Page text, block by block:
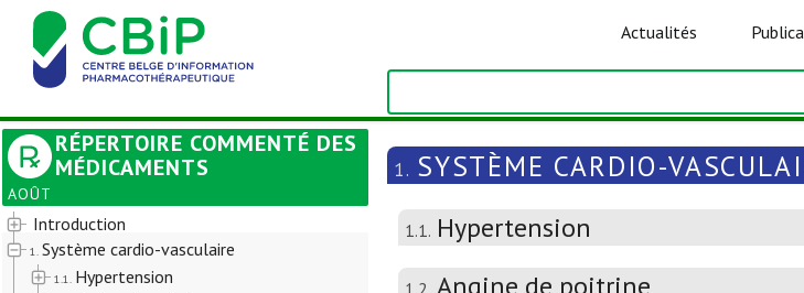
Actualités
RÉPERTOIRE COMMENTÉ DES
MÉDICAMENTS
AOÛT
Introduction
1. Système cardio-vasculaire
1.1. Hypertension
1. SYSTÈME CARDIO-
1.1. Hypertension
1.2. Angine de poitrine